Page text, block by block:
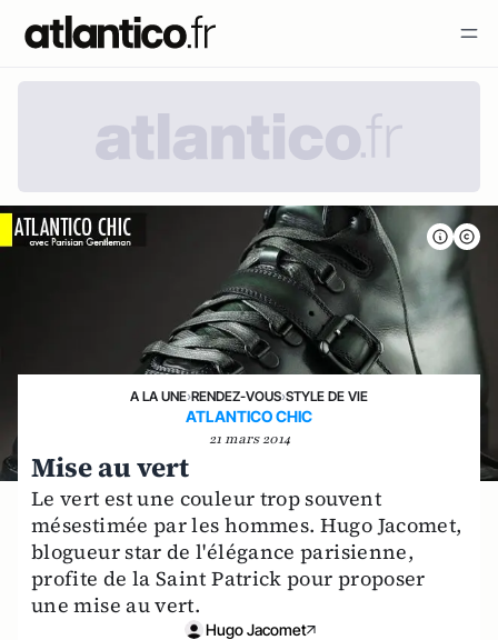
A LA UNE›RENDEZ-VOUS›STYLE DE VIE
ATLANTICO CHIC
21 mars 2014
Mise au vert
Le vert est une couleur trop souvent
mésestimée par les hommes. Hugo Jacomet,
blogueur star de l'élégance parisienne,
profite de la Saint Patrick pour proposer
une mise au vert.
Hugo Jacomet